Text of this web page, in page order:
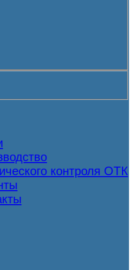
контроля ОТК